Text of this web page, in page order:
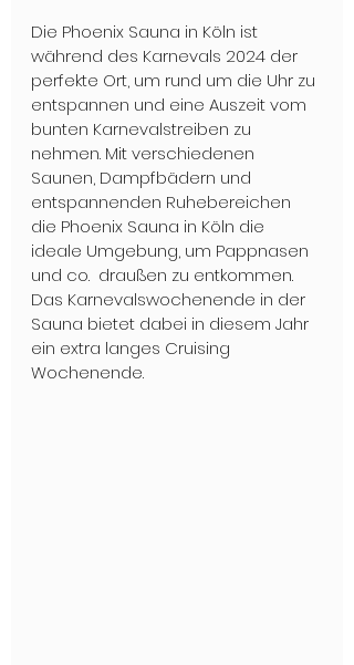
Die Phoenix Sauna in Köln ist
während des Karnevals 2024 der
perfekte Ort, um rund um die Uhr zu
entspannen und eine Auszeit vom
bunten Karnevalstreiben zu
nehmen. Mit verschiedenen
Saunen, Dampfbädern und
entspannenden Ruhebereichen
die Phoenix Sauna in Köln die
ideale Umgebung, um Pappnasen
und co.  draußen zu entkommen.
Das Karnevalswochenende in der
Sauna bietet dabei in diesem Jahr
ein extra langes Cruising
Wochenende.